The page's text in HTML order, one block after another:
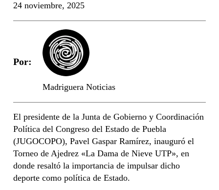
24 noviembre, 2025
Por:
Madriguera Noticias
El presidente de la Junta de Gobierno y Coordinación
Política del Congreso del Estado de Puebla
(JUGOCOPO), Pavel Gaspar Ramírez, inauguró el
Torneo de Ajedrez «La Dama de Nieve UTP», en
donde resaltó la importancia de impulsar dicho
deporte como política de Estado.